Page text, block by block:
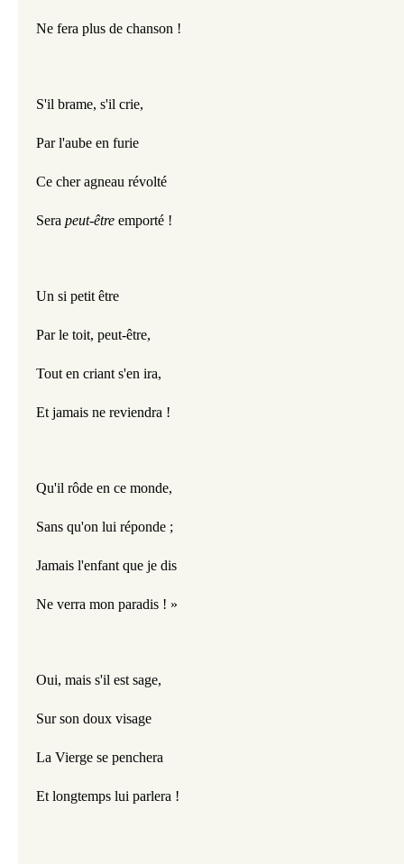
Ne fera plus de chanson !
S'il brame, s'il crie,
Par l'aube en furie
Ce cher agneau révolté
Sera peut-être emporté !
Un si petit être
Par le toit, peut-être,
Tout en criant s'en ira,
Et jamais ne reviendra !
Qu'il rôde en ce monde,
Sans qu'on lui réponde ;
Jamais l'enfant que je dis
Ne verra mon paradis ! »
Oui, mais s'il est sage,
Sur son doux visage
La Vierge se penchera
Et longtemps lui parlera !